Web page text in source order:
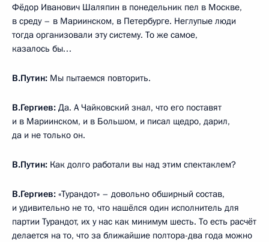
Фёдор Иванович Шаляпин в понедельник пел в Москве,
в среду – в Мариинском, в Петербурге. Неглупые люди
тогда организовали эту систему. То же самое,
казалось бы…
В.Путин: Мы пытаемся повторить.
В.Гергиев: Да. А Чайковский знал, что его поставят
и в Мариинском, и в Большом, и писал щедро, дарил,
да и не только он.
В.Путин: Как долго работали вы над этим спектаклем?
В.Гергиев: «Турандот» – довольно обширный состав,
и удивительно не то, что нашёлся один исполнитель для
партии Турандот, их у нас как минимум шесть. То есть расчёт
делается на то, что за ближайшие полтора-два года можно